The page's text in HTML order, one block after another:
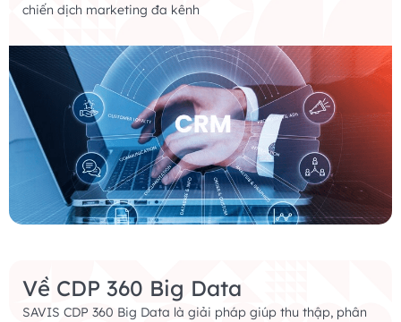
chiến dịch marketing đa kênh
Về CDP 360 Big Data
SAVIS CDP 360 Big Data là giải pháp giúp thu thập, phân